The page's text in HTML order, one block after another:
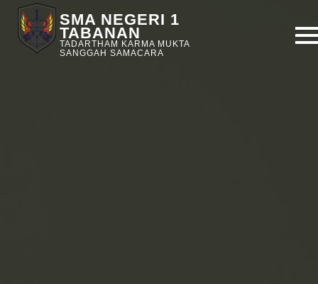
SMA NEGERI 1
TABANAN
TADARTHAM KARMA MUKTA
SANGGAH SAMACARA